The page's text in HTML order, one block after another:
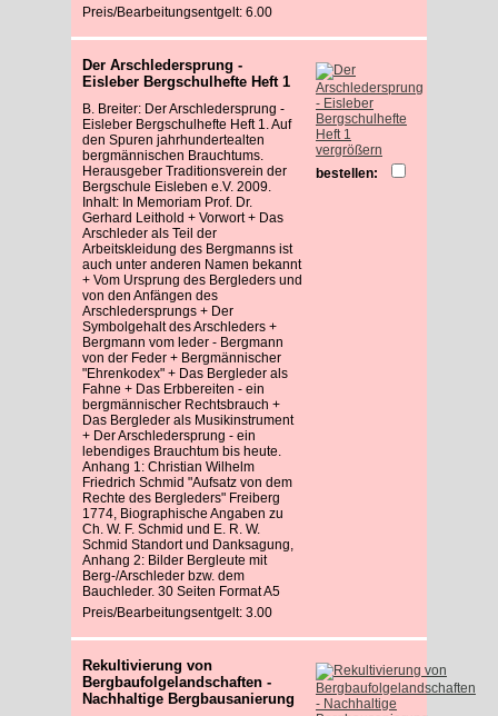
Preis/Bearbeitungsentgelt: 6.00
Der Arschledersprung -
Eisleber Bergschulhefte Heft 1
B. Breiter: Der Arschledersprung -
Eisleber Bergschulhefte Heft 1. Auf
den Spuren jahrhundertealten
bergmännischen Brauchtums.
Herausgeber Traditionsverein der
Bergschule Eisleben e.V. 2009.
Inhalt: In Memoriam Prof. Dr.
Gerhard Leithold + Vorwort + Das
Arschleder als Teil der
Arbeitskleidung des Bergmanns ist
auch unter anderen Namen bekannt
+ Vom Ursprung des Bergleders und
von den Anfängen des
Arschledersprungs + Der
Symbolgehalt des Arschleders +
Bergmann vom leder - Bergmann
von der Feder + Bergmännischer
"Ehrenkodex" + Das Bergleder als
Fahne + Das Erbbereiten - ein
bergmännischer Rechtsbrauch +
Das Bergleder als Musikinstrument
+ Der Arschledersprung - ein
lebendiges Brauchtum bis heute.
Anhang 1: Christian Wilhelm
Friedrich Schmid "Aufsatz von dem
Rechte des Bergleders" Freiberg
1774, Biographische Angaben zu
Ch. W. F. Schmid und E. R. W.
Schmid Standort und Danksagung,
Anhang 2: Bilder Bergleute mit
Berg-/Arschleder bzw. dem
Bauchleder. 30 Seiten Format A5
Preis/Bearbeitungsentgelt: 3.00
vergrößern
bestellen:
Rekultivierung von
Bergbaufolgelandschaften -
Nachhaltige Bergbausanierung